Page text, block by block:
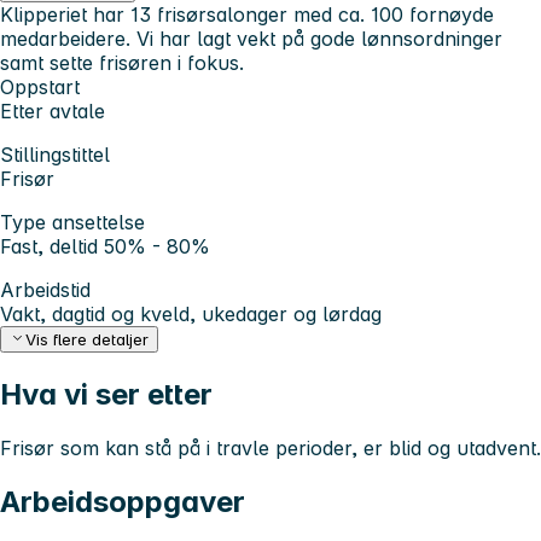
Klipperiet har 13 frisørsalonger med ca. 100 fornøyde
medarbeidere. Vi har lagt vekt på gode lønnsordninger
samt sette frisøren i fokus.
Oppstart
Etter avtale
Stillingstittel
Frisør
Type ansettelse
Fast, deltid 50% - 80%
Arbeidstid
Vakt, dagtid og kveld, ukedager og lørdag
Vis flere detaljer
Hva vi ser etter
Frisør som kan stå på i travle perioder, er blid og utadvent.
Arbeidsoppgaver